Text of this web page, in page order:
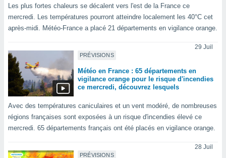
pas
de
vous
à
notre
cas,
Les plus fortes chaleurs se décalent vers l'est de la France ce
mercredi. Les températures pourront atteindre localement les 40°C cet
après-midi. Météo-France a placé 21 départements en vigilance orange.
PRÉVISIONS
29 Juil
Météo en France : 65 départements en
vigilance orange pour le risque d'incendies
ce mercredi, découvrez lesquels
Avec des températures caniculaires et un vent modéré, de nombreuses
régions françaises sont exposées à un risque d'incendies élevé ce
mercredi. 65 départements français ont été placés en vigilance orange.
PRÉVISIONS
28 Juil